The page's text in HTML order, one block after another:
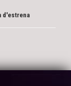
d'estrena